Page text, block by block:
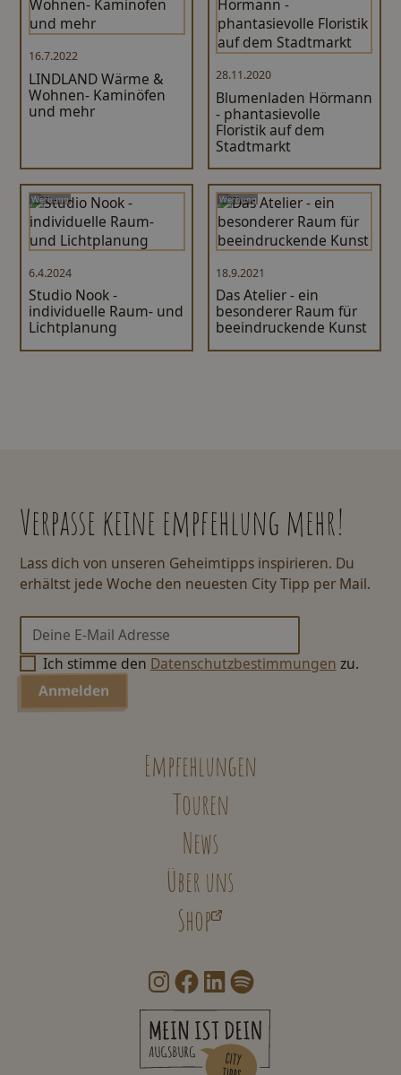
16.7.2022
LINDLAND Wärme &
Wohnen- Kaminöfen
und mehr
28.11.2020
Blumenladen Hörmann
- phantasievolle
Floristik auf dem
Stadtmarkt
Werbung
6.4.2024
Studio Nook -
individuelle Raum- und
Lichtplanung
Werbung
18.9.2021
Das Atelier - ein
besonderer Raum für
beeindruckende Kunst
Empfehlungen
Touren
News
Über uns
Shop
Verpasse keine empfehlung mehr!
Lass dich von unseren Geheimtipps inspirieren. Du
erhältst jede Woche den neuesten City Tipp per Mail.
Ich stimme den Datenschutzbestimmungen zu.